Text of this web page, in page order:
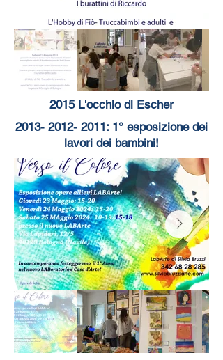
2015 L'occhio di Escher
2013- 2012- 2011: 1° esposizione dei
lavori dei bambini!